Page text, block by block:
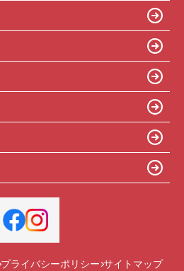
プライバシーポリシー サイトマップ